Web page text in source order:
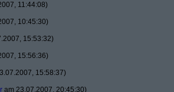
11:44:08)
10:45:30)
15:53:32)
15:56:36)
15:58:37)
am 23.07.2007, 20:45:30)